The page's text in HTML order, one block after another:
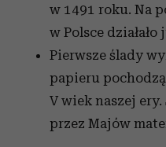
w 1491 roku. Na
w Polsce
Pierwsze ślady
papieru
V wiek naszej
przez Majów